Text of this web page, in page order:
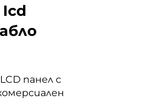
Icd
панел с